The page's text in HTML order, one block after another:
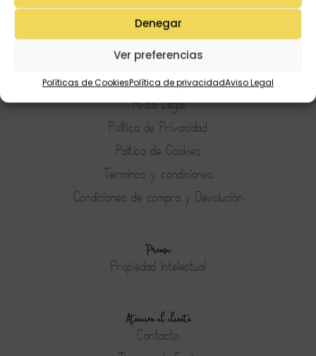
Denegar
Ver preferencias
Políticas de CookiesPolítica de privacidadAviso Legal
Estado de mi pedido
Preguntas Frecuentes
Tienda
Aviso Legal
Política de Privacidad
Política de Cookies
Terminos y condiciones
Condiciones de compra y Devolución
Prensa
Propiedad intelectual
Atención al cliente
Contacto